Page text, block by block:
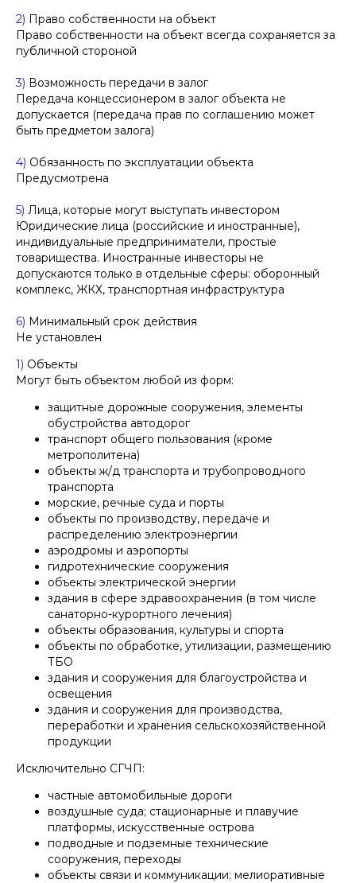
2) Право собственности на объект
Право собственности на объект всегда сохраняется за
публичной стороной
3) Возможность передачи в залог
Передача концессионером в залог объекта не
допускается (передача прав по соглашению может
быть предметом залога)
4) Обязанность по эксплуатации объекта
Предусмотрена
5) Лица, которые могут выступать инвестором
Юридические лица (российские и иностранные),
индивидуальные предприниматели, простые
товарищества. Иностранные инвесторы не
допускаются только в отдельные сферы: оборонный
комплекс, ЖКХ, транспортная инфраструктура
6) Минимальный срок действия
Не установлен
1) Объекты
Могут быть объектом любой из форм:
защитные дорожные сооружения, элементы
обустройства автодорог
транспорт общего пользования (кроме
метрополитена)
объекты ж/д транспорта и трубопроводного
транспорта
морские, речные суда и порты
объекты по производству, передаче и
распределению электроэнергии
аэродромы и аэропорты
гидротехнические сооружения
объекты электрической энергии
здания в сфере здравоохранения (в том числе
санаторно-курортного лечения)
объекты образования, культуры и спорта
объекты по обработке, утилизации, размещению
ТБО
здания и сооружения для благоустройства и
освещения
здания и сооружения для производства,
переработки и хранения сельскохозяйственной
продукции
Исключительно СГЧП:
частные автомобильные дороги
воздушные суда; стационарные и плавучие
платформы, искусственные острова
подводные и подземные технические
сооружения, переходы
объекты связи и коммуникации; мелиоративные